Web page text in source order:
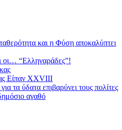
και η Φύση αποκαλύπτει
οι… “Ελληναράδες”!
Είπαν XXVIII
τα ύδατα επιβαρύνει τους πολίτες
αγαθό